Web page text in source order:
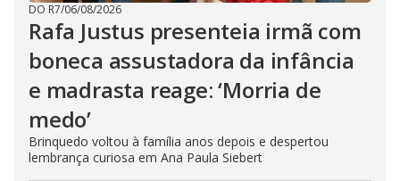
DO R7/06/08/2026
Rafa Justus presenteia irmã com
boneca assustadora da infância
e madrasta reage: ‘Morria de
medo’
Brinquedo voltou à família anos depois e despertou
lembrança curiosa em Ana Paula Siebert